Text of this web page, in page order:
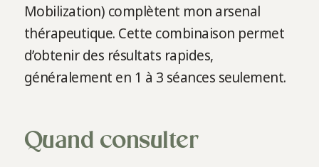
Mobilization) complètent mon arsenal
thérapeutique. Cette combinaison permet
d’obtenir des résultats rapides,
généralement en 1 à 3 séances seulement.
Quand consulter